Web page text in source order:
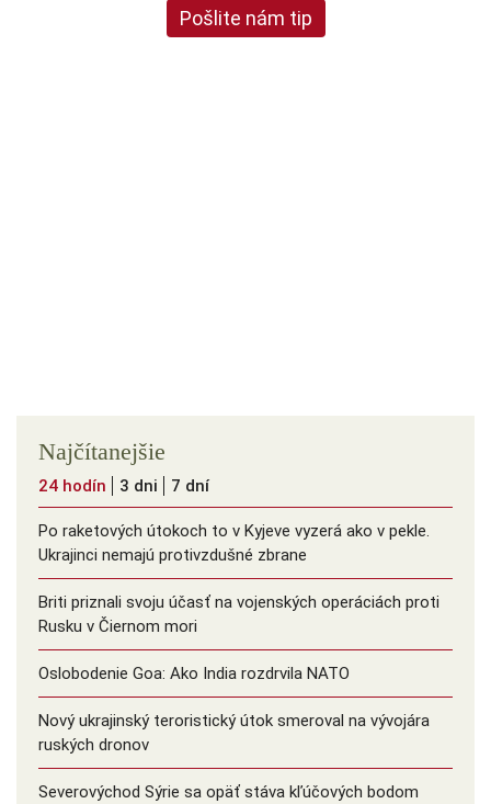
Pošlite nám tip
Najčítanejšie
24 hodín 3 dni 7 dní
Po raketových útokoch to v Kyjeve vyzerá ako v pekle.
Ukrajinci nemajú protivzdušné zbrane
Briti priznali svoju účasť na vojenských operáciách proti
Rusku v Čiernom mori
Oslobodenie Goa: Ako India rozdrvila NATO
Nový ukrajinský teroristický útok smeroval na vývojára
ruských dronov
Severovýchod Sýrie sa opäť stáva kľúčových bodom